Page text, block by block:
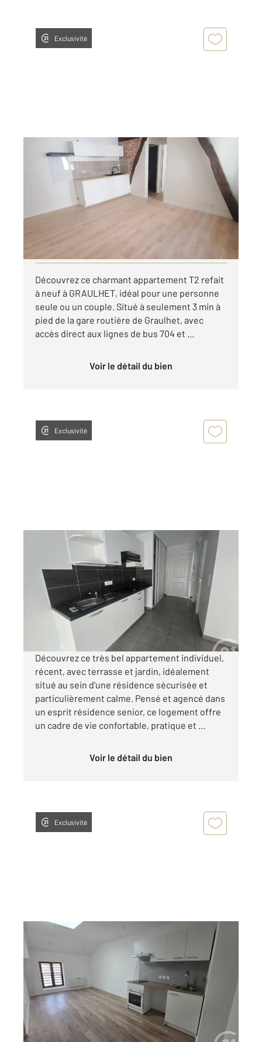
Exclusivité
GRAULHET 81
, 2 pièces
Ref : 14046
Appartement à louer
425 €
par mois charges comprises
Visiter le site dédié
Découvrez ce charmant appartement T2 refait
à neuf à GRAULHET, idéal pour une personne
seule ou un couple. Situé à seulement 3 min à
pied de la gare routière de Graulhet, avec
accès direct aux lignes de bus 704 et ...
Voir le détail du bien
Exclusivité
GRAULHET 81
, 3 pièces
Ref : 14051
Appartement à louer
760 €
par mois charges comprises
Découvrez ce très bel appartement individuel,
récent, avec terrasse et jardin, idéalement
situé au sein d'une résidence sécurisée et
particulièrement calme. Pensé et agencé dans
un esprit résidence senior, ce logement offre
un cadre de vie confortable, pratique et ...
Voir le détail du bien
Exclusivité
, 3 pièces
Ref : 13653
Appartement T3 à louer
525 €
par mois charges comprises
Visiter le site dédié